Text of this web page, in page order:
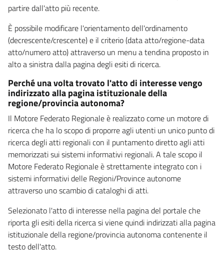
partire dall'atto più recente.
È possibile modificare l'orientamento dell'ordinamento
(decrescente/crescente) e il criterio (data atto/regione-data
atto/numero atto) attraverso un menu a tendina proposto in
alto a sinistra dalla pagina degli esiti di ricerca.
Perché una volta trovato l'atto di interesse vengo
indirizzato alla pagina istituzionale della
regione/provincia autonoma?
Il Motore Federato Regionale è realizzato come un motore di
ricerca che ha lo scopo di proporre agli utenti un unico punto di
ricerca degli atti regionali con il puntamento diretto agli atti
memorizzati sui sistemi informativi regionali. A tale scopo il
Motore Federato Regionale è strettamente integrato con i
sistemi informativi delle Regioni/Province autonome
attraverso uno scambio di cataloghi di atti.
Selezionato l'atto di interesse nella pagina del portale che
riporta gli esiti della ricerca si viene quindi indirizzati alla pagina
istituzionale della regione/provincia autonoma contenente il
testo dell'atto.